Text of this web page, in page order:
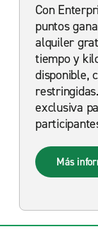
Con
puntos
alquiler
tiempo y
disponible,
exclusiva
Más